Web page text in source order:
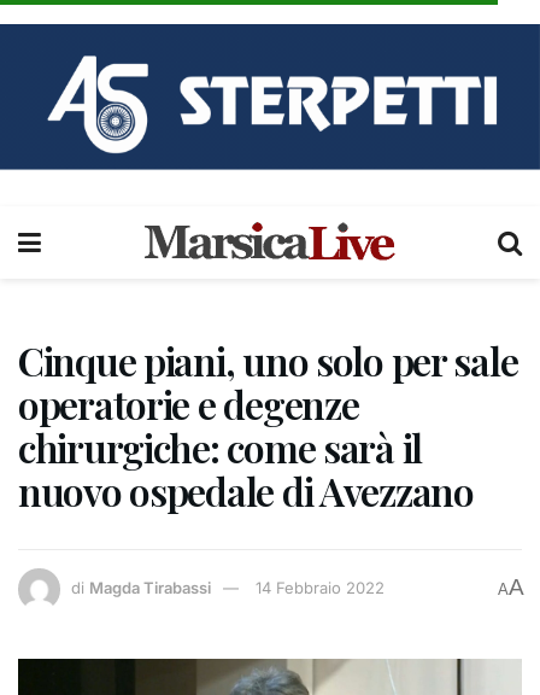
Cinque piani, uno solo per sale
operatorie e degenze
chirurgiche: come sarà il
nuovo ospedale di Avezzano
di Magda Tirabassi 14 Febbraio 2022 AA